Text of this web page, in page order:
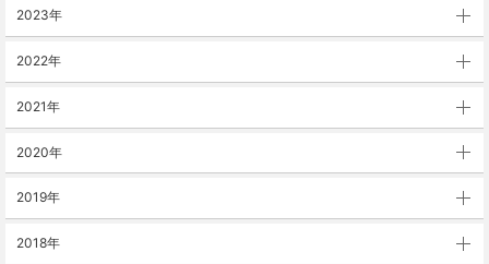
2023年
2022年
2021年
2020年
2019年
2018年